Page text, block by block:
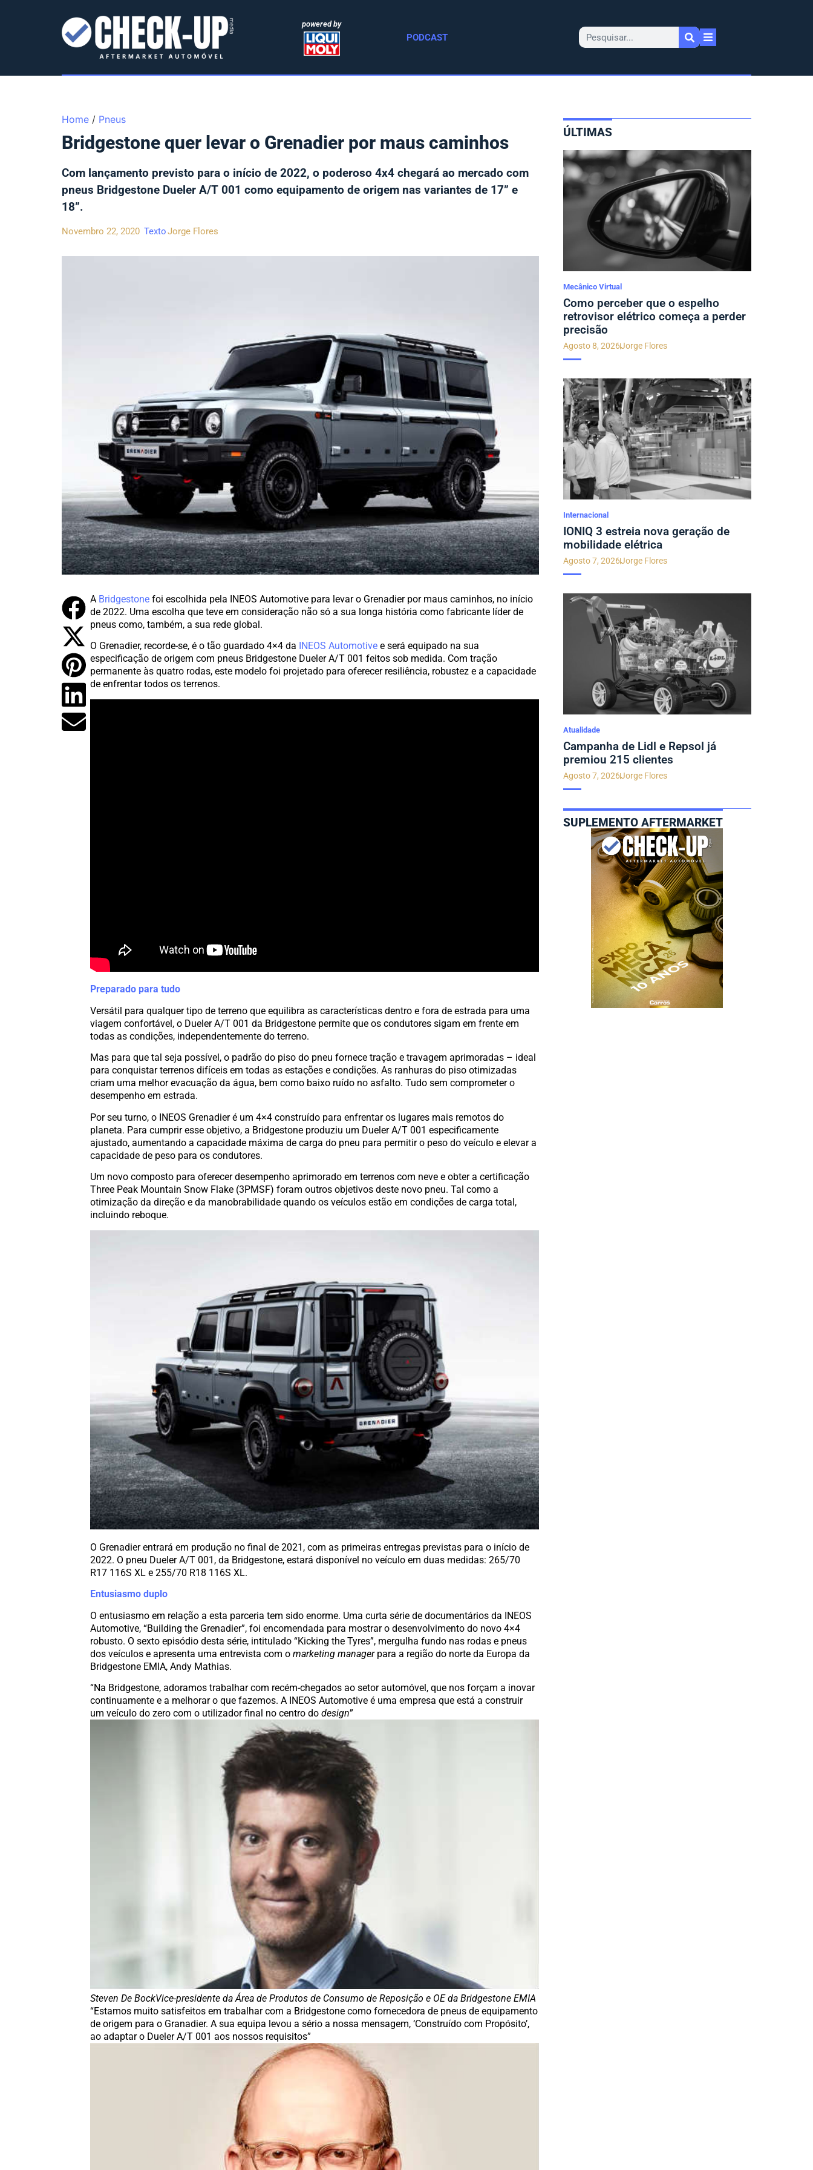
powered by
PODCAST
Home / Pneus
Bridgestone quer levar o Grenadier por maus caminhos
Com lançamento previsto para o início de 2022, o poderoso 4x4 chegará ao mercado com
pneus Bridgestone Dueler A/T 001 como equipamento de origem nas variantes de 17” e
18”.
Novembro 22, 2020 TextoJorge Flores
A Bridgestone foi escolhida pela INEOS Automotive para levar o Grenadier por maus caminhos, no início
de 2022. Uma escolha que teve em consideração não só a sua longa história como fabricante líder de
pneus como, também, a sua rede global.
O Grenadier, recorde-se, é o tão guardado 4×4 da INEOS Automotive e será equipado na sua
especificação de origem com pneus Bridgestone Dueler A/T 001 feitos sob medida. Com tração
permanente às quatro rodas, este modelo foi projetado para oferecer resiliência, robustez e a capacidade
de enfrentar todos os terrenos.
Preparado para tudo
Versátil para qualquer tipo de terreno que equilibra as características dentro e fora de estrada para uma
viagem confortável, o Dueler A/T 001 da Bridgestone permite que os condutores sigam em frente em
todas as condições, independentemente do terreno.
Mas para que tal seja possível, o padrão do piso do pneu fornece tração e travagem aprimoradas – ideal
para conquistar terrenos difíceis em todas as estações e condições. As ranhuras do piso otimizadas
criam uma melhor evacuação da água, bem como baixo ruído no asfalto. Tudo sem comprometer o
desempenho em estrada.
Por seu turno, o INEOS Grenadier é um 4×4 construído para enfrentar os lugares mais remotos do
planeta. Para cumprir esse objetivo, a Bridgestone produziu um Dueler A/T 001 especificamente
ajustado, aumentando a capacidade máxima de carga do pneu para permitir o peso do veículo e elevar a
capacidade de peso para os condutores.
Um novo composto para oferecer desempenho aprimorado em terrenos com neve e obter a certificação
Three Peak Mountain Snow Flake (3PMSF) foram outros objetivos deste novo pneu. Tal como a
otimização da direção e da manobrabilidade quando os veículos estão em condições de carga total,
incluindo reboque.
O Grenadier entrará em produção no final de 2021, com as primeiras entregas previstas para o início de
2022. O pneu Dueler A/T 001, da Bridgestone, estará disponível no veículo em duas medidas: 265/70
R17 116S XL e 255/70 R18 116S XL.
Entusiasmo duplo
O entusiasmo em relação a esta parceria tem sido enorme. Uma curta série de documentários da INEOS
Automotive, “Building the Grenadier”, foi encomendada para mostrar o desenvolvimento do novo 4×4
robusto. O sexto episódio desta série, intitulado “Kicking the Tyres”, mergulha fundo nas rodas e pneus
dos veículos e apresenta uma entrevista com omarketing manager para a região do norte da Europa da
Bridgestone EMIA, Andy Mathias.
“Na Bridgestone, adoramos trabalhar com recém-chegados ao setor automóvel, que nos forçam a inovar
continuamente e a melhorar o que fazemos. A INEOS Automotive é uma empresa que está a construir
um veículo do zero com o utilizador final no centro dodesign”
Steven De BockVice-presidente da Área de Produtos de Consumo de Reposição e OE da Bridgestone EMIA
“Estamos muito satisfeitos em trabalhar com a Bridgestone como fornecedora de pneus de equipamento
de origem para o Granadier. A sua equipa levou a sério a nossa mensagem, ‘Construído com Propósito’,
ao adaptar o Dueler A/T 001 aos nossos requisitos”
ÚLTIMAS
Mecânico Virtual
Como perceber que o espelho
retrovisor elétrico começa a perder
precisão
Agosto 8, 2026Jorge Flores
Internacional
IONIQ 3 estreia nova geração de
mobilidade elétrica
Agosto 7, 2026Jorge Flores
Atualidade
Campanha de Lidl e Repsol já
premiou 215 clientes
Agosto 7, 2026Jorge Flores
SUPLEMENTO AFTERMARKET